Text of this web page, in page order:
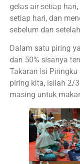
gelas air setiap
setiap hari, dan
sebelum dan
Dalam satu piring
dan 50% sisanya
Takaran Isi
piring kita, isilah 2/
masing untuk